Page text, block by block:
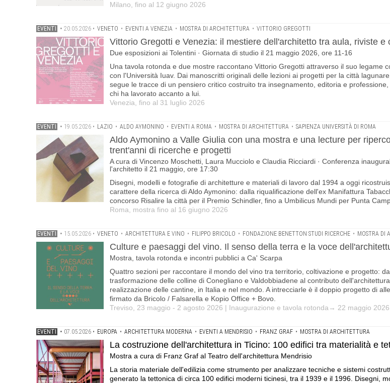
Milano, fino al 12 giugno 2026
EVENTI • 20.05.2026 • VENETO • EVENTI A VENEZIA • MOSTRA DI ARCHITETTURA • VITTORIO GREGOTTI
Vittorio Gregotti e Venezia: il mestiere dell'architetto tra aula, riviste e
Due esposizioni ai Tolentini · Giornata di studio il 21 maggio 2026, ore 11-16
Una tavola rotonda e due mostre raccontano Vittorio Gregotti attraverso il suo legame
con l'Università Iuav. Dai manoscritti originali delle lezioni ai progetti per la città
segue le tracce di un pensiero critico costruito tra insegnamento, editoria e
chi ha lavorato accanto a lui.
Venezia, fino al 31 luglio 2026
EVENTI • 19.05.2026 • LAZIO • ALDO AYMONINO • EVENTI A ROMA • MOSTRA DI ARCHITETTURA • SAPIENZA UNIVERSITÀ DI ROMA
Aldo Aymonino a Valle Giulia con una mostra e una lecture per
trent'anni di ricerche e progetti
A cura di Vincenzo Moschetti, Laura Mucciolo e Claudia Ricciardi · Conferenza
l'architetto il 21 maggio, ore 17:30
Disegni, modelli e fotografie di architetture e materiali di lavoro dal 1994 a oggi
carattere della ricerca di Aldo Aymonino: dalla riqualificazione dell'ex Manifattura
concorso Risalire la città per il Premio Schindler, fino a Umbilicus Mundi per Punta
Roma, mostra fino al 16 giugno 2026
EVENTI • 15.05.2026 • VENETO • ARCHITETTURA E VINO • FILIPPO BRICOLO • FONDAZIONE BENETTON STUDI RICERCHE • MOSTRA DI
Culture e paesaggi del vino. Il senso della terra e la voce
Mostra, tavola rotonda e incontri pubblici a Ca' Scarpa
Quattro sezioni per raccontare il mondo del vino tra territorio, coltivazione e progetto:
trasformazione delle colline di Conegliano e Valdobbiadene al contributo
realizzazione delle cantine, in Italia e nel mondo. A intrecciarle è il doppio progetto di
firmato da Bricolo / Falsarella e Kopio Office + Bovo.
Treviso, 23 maggio - 2 agosto 2026 | Inaugurazione e tavola rotonda→ 22 maggio 2026
EVENTI • 07.05.2026 • EUROPA • ARCHITETTURA MODERNA • EVENTI A MENDRISIO • FRANZ GRAF • MOSTRA DI ARCHITETTURA
La costruzione dell'architettura in Ticino: 100 edifici tra materialità e
Mostra a cura di Franz Graf al Teatro dell'architettura Mendrisio
La storia materiale dell'edilizia come strumento per analizzare tecniche e sistemi
generato la tettonica di circa 100 edifici moderni ticinesi, tra il 1939 e il 1996. Disegni,